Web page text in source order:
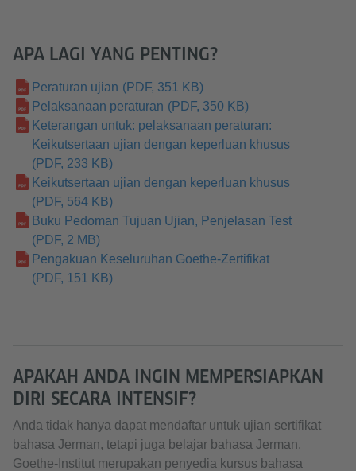
APA LAGI YANG PENTING?
Peraturan ujian (PDF, 351 KB)
Pelaksanaan peraturan (PDF, 350 KB)
Keterangan untuk: pelaksanaan peraturan:
Keikutsertaan ujian dengan keperluan khusus
(PDF, 233 KB)
Keikutsertaan ujian dengan keperluan khusus
(PDF, 564 KB)
Buku Pedoman Tujuan Ujian, Penjelasan Test
(PDF, 2 MB)
Pengakuan Keseluruhan Goethe-Zertifikat
(PDF, 151 KB)
APAKAH ANDA INGIN MEMPERSIAPKAN
DIRI SECARA INTENSIF?
Anda tidak hanya dapat mendaftar untuk ujian sertifikat
bahasa Jerman, tetapi juga belajar bahasa Jerman.
Goethe-Institut merupakan penyedia kursus bahasa